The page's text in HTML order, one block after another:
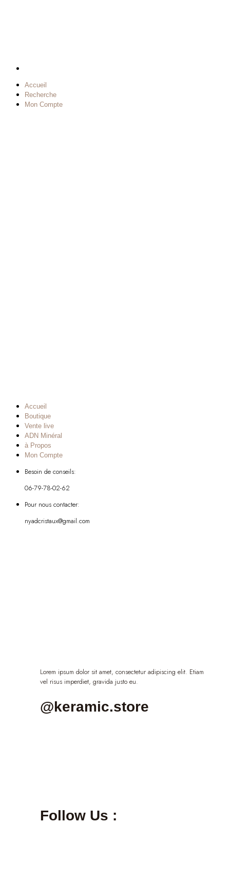
Accueil
Recherche
Mon Compte
Accueil
Boutique
Vente live
ADN Minéral
à Propos
Mon Compte
Besoin de conseils:
06-79-78-02-62
Pour nous contacter:
nyadcristaux@gmail.com
Lorem ipsum dolor sit amet, consectetur adipiscing elit. Etiam
vel risus imperdiet, gravida justo eu.
@keramic.store
Follow Us :